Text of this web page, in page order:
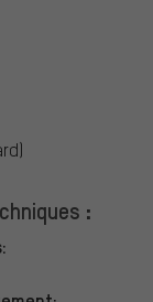
: